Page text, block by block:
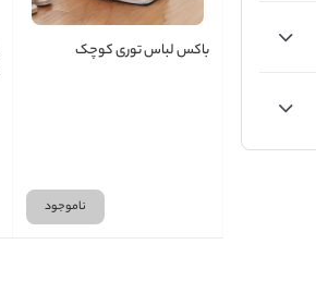
باکس لباس توری کوچک
ناموجود